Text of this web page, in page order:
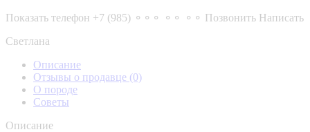
Показать телефон +7 (985) ⚬⚬⚬ ⚬⚬ ⚬⚬ Позвонить Написать
Светлана
Описание
Отзывы о продавце (0)
О породе
Советы
Описание